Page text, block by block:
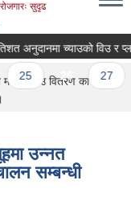
सुदृढ
च्याउको विउ र
26 27
विउ वितरण कार्यक्रम
उन्नत
सम्बन्धी